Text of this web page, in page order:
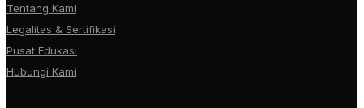
Tentang Kami
Legalitas & Sertifikasi
Pusat Edukasi
Hubungi Kami